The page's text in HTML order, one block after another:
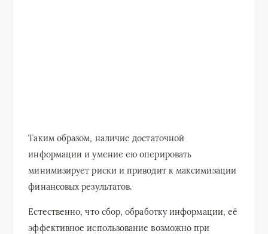
Таким образом, наличие достаточной
информации и умение ею оперировать
минимизирует риски и приводит к максимизации
финансовых результатов.
Естественно, что сбор, обработку информации, её
эффективное использование возможно при